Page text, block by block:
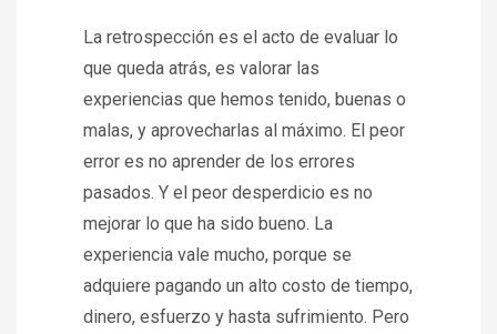
La retrospección es el acto de evaluar lo
que queda atrás, es valorar las
experiencias que hemos tenido, buenas o
malas, y aprovecharlas al máximo. El peor
error es no aprender de los errores
pasados. Y el peor desperdicio es no
mejorar lo que ha sido bueno. La
experiencia vale mucho, porque se
adquiere pagando un alto costo de tiempo,
dinero, esfuerzo y hasta sufrimiento. Pero